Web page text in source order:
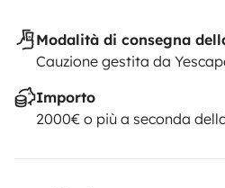
Modalità di consegna
Cauzione gestita da
Importo
2000€ o più a seconda